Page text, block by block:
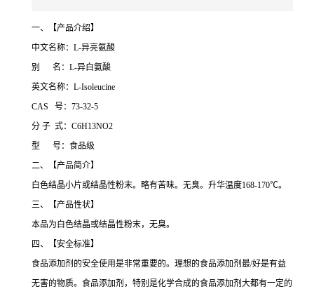
一、【产品介绍】
中文名称：L-异亮氨酸
别 名：L-异白氨酸
英文名称：L-Isoleucine
CAS 号：73-32-5
分 子 式：C6H13NO2
型 号：食品级
二、【产品简介】
白色结晶小片或结晶性粉末。略有苦味。无臭。升华温度168-170℃。
三、【产品性状】
本品为白色结晶或结晶性粉末，无臭。
四、【安全标准】
食品添加剂的安全使用是非常重要的。理想的食品添加剂最/好是有益
无害的物质。食品添加剂，特别是化学合成的食品添加剂大都有一定的